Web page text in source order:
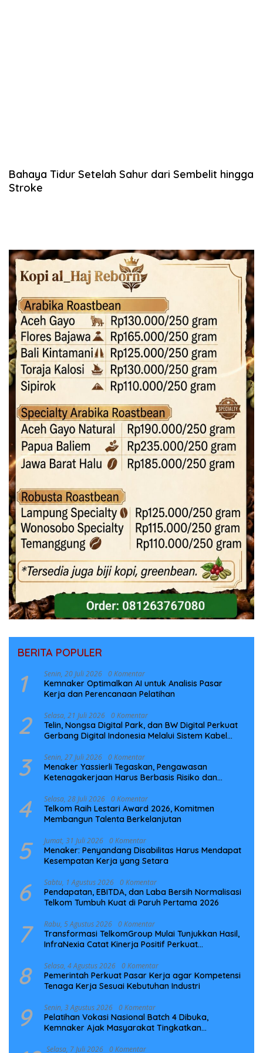
Bahaya Tidur Setelah Sahur dari Sembelit hingga
Stroke
BERITA POPULER
1 Senin, 20 Juli 2026 0 Komentar
Kemnaker Optimalkan AI untuk Analisis Pasar
Kerja dan Perencanaan Pelatihan
2 Selasa, 21 Juli 2026 0 Komentar
Telin, Nongsa Digital Park, dan BW Digital Perkuat
Gerbang Digital Indonesia Melalui Sistem Kabel
3 Senin, 27 Juli 2026 0 Komentar
Menaker Yassierli Tegaskan, Pengawasan
Ketenagakerjaan Harus Berbasis Risiko dan
4 Selasa, 28 Juli 2026 0 Komentar
Telkom Raih Lestari Award 2026, Komitmen
Membangun Talenta Berkelanjutan
5 Jumat, 31 Juli 2026 0 Komentar
Menaker: Penyandang Disabilitas Harus Mendapat
Kesempatan Kerja yang Setara
6 Sabtu, 1 Agustus 2026 0 Komentar
Pendapatan, EBITDA, dan Laba Bersih Normalisasi
Telkom Tumbuh Kuat di Paruh Pertama 2026
7 Rabu, 5 Agustus 2026 0 Komentar
Transformasi TelkomGroup Mulai Tunjukkan Hasil,
InfraNexia Catat Kinerja Positif Perkuat
8 Selasa, 4 Agustus 2026 0 Komentar
Pemerintah Perkuat Pasar Kerja agar Kompetensi
Tenaga Kerja Sesuai Kebutuhan Industri
9 Senin, 3 Agustus 2026 0 Komentar
Pelatihan Vokasi Nasional Batch 4 Dibuka,
Kemnaker Ajak Masyarakat Tingkatkan
Selasa, 7 Juli 2026 0 Komentar